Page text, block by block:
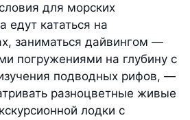
для морских
едут кататься на
заниматься дайвингом —
погружениями на глубину с
подводных рифов, —
разноцветные живые
лодки с